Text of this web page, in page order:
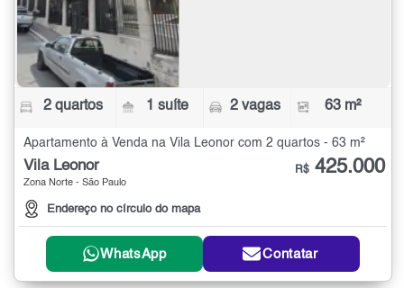
2 quartos 1 suíte 2 vagas 63 m²
Apartamento à Venda na Vila Leonor com 2 quartos - 63 m²
Vila Leonor
Zona Norte - São Paulo
Endereço no círculo do mapa
R$ 425.000
WhatsApp Contatar